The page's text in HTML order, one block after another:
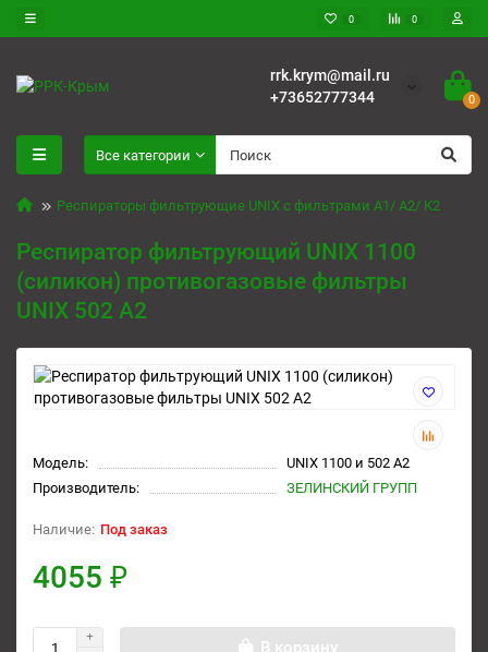
0 0
rrk.krym@mail.ru
+73652777344
0
Все категории
Респираторы фильтрующие UNIX с фильтрами А1/ А2/ К2
Респиратор фильтрующий UNIX 1100
(силикон) противогазовые фильтры
UNIX 502 А2
Модель:
UNIX 1100 и 502 А2
Производитель:
ЗЕЛИНСКИЙ ГРУПП
Под заказ
4055 ₽
В корзину